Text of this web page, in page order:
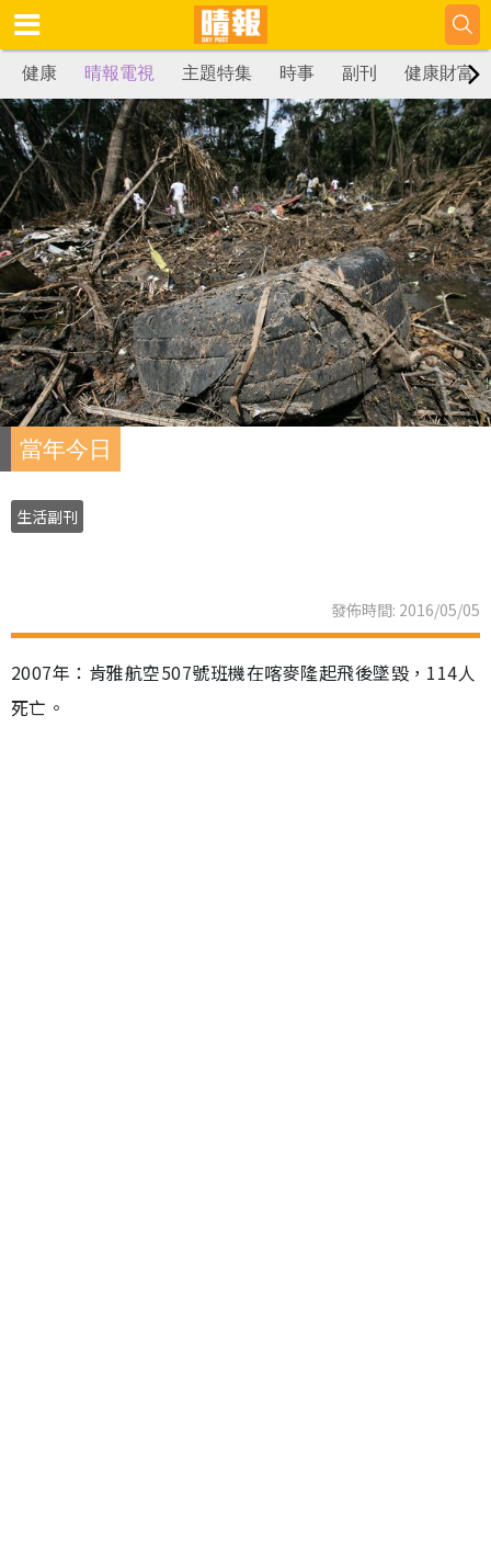
健康 晴報電視 主題特集 時事 副刊 健康財富
當年今日
生活副刊
發佈時間: 2016/05/05
2007年：肯雅航空507號班機在喀麥隆起飛後墜毀，114人
死亡。